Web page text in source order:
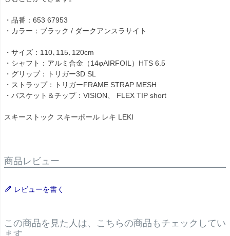
・品番：653 67953
・カラー：ブラック / ダークアンスラサイト
・サイズ：110､115､120cm
・シャフト：アルミ合金（14φAIRFOIL）HTS 6.5
・グリップ：トリガー3D SL
・ストラップ：トリガーFRAME STRAP MESH
・バスケット＆チップ：VISION、 FLEX TIP short
スキーストック スキーポール レキ LEKI
商品レビュー
レビューを書く
この商品を見た人は、こちらの商品もチェックしてい